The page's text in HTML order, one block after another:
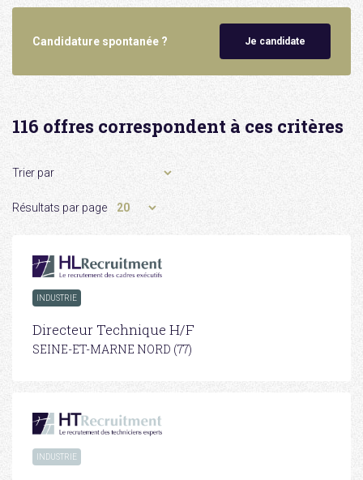
Candidature spontanée ? Je candidate
116 offres correspondent à ces critères
Trier par
Résultats par page
INDUSTRIE
Directeur Technique H/F
SEINE-ET-MARNE NORD (77)
INDUSTRIE